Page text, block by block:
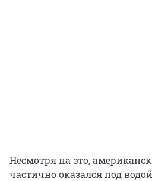
Несмотря на это,
частично оказался под